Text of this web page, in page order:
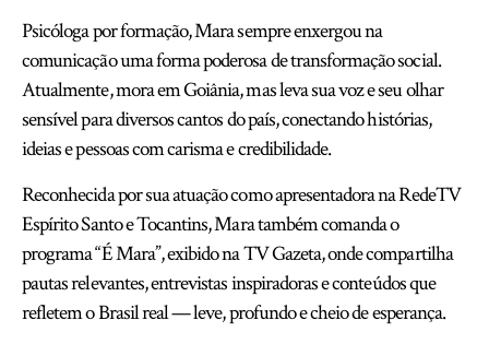
Psicóloga por formação, Mara sempre enxergou na
comunicação uma forma poderosa de transformação social.
Atualmente, mora em Goiânia, mas leva sua voz e seu olhar
sensível para diversos cantos do país, conectando histórias,
ideias e pessoas com carisma e credibilidade.
Reconhecida por sua atuação como apresentadora na RedeTV
Espírito Santo e Tocantins, Mara também comanda o
programa “É Mara”, exibido na TV Gazeta, onde compartilha
pautas relevantes, entrevistas inspiradoras e conteúdos que
refletem o Brasil real — leve, profundo e cheio de esperança.